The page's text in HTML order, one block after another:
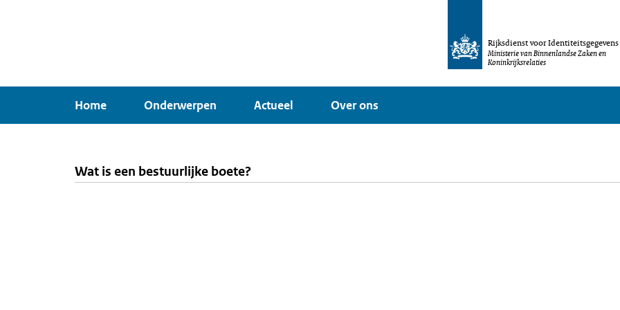
de
gaan
Rijksdienst voor Identiteitsgegevens
Ministerie van Binnenlandse Zaken en
Koninkrijksrelaties
Home Onderwerpen Actueel Over ons
Wat is een bestuurlijke boete?